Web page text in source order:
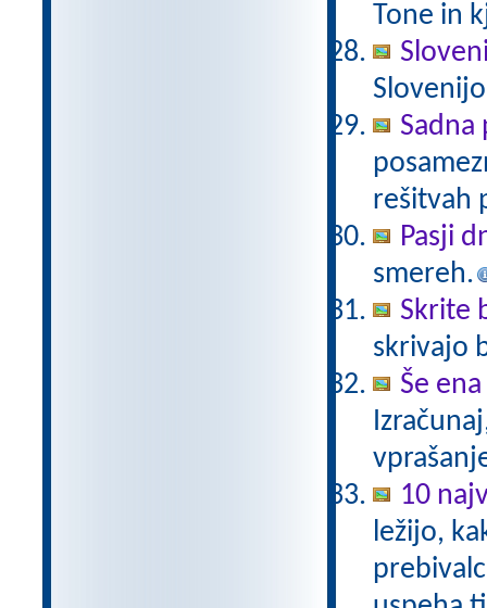
Tone in
Sadna
rešitvah
Pasji
smereh.
Skrite
skrivajo
Še
10
ležijo,